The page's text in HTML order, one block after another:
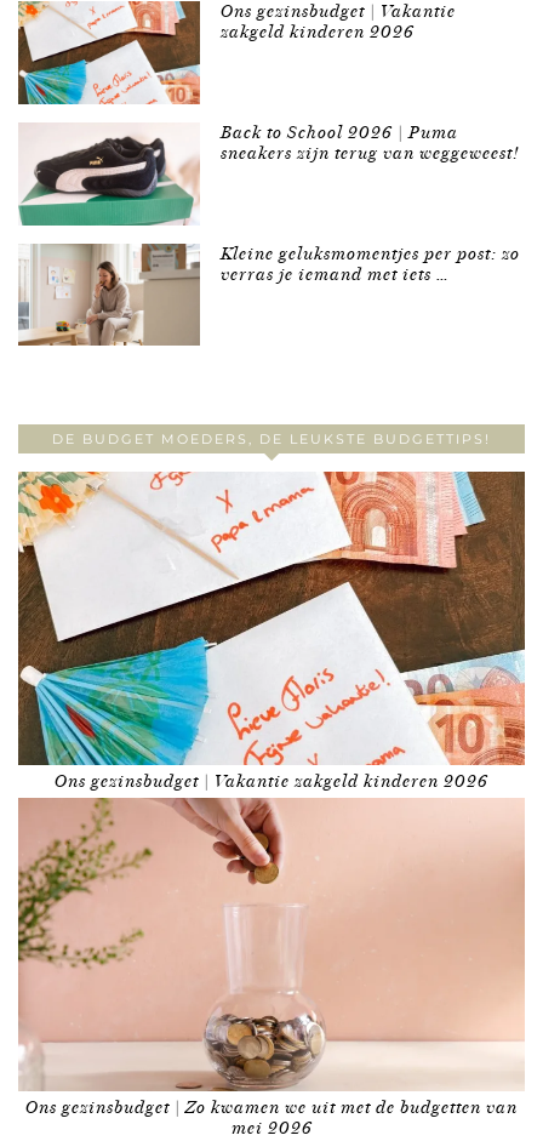
Ons gezinsbudget | Vakantie
zakgeld kinderen 2026
Back to School 2026 | Puma
sneakers zijn terug van weggeweest!
Kleine geluksmomentjes per post: zo
verras je iemand met iets …
DE BUDGET MOEDERS, DE LEUKSTE BUDGETTIPS!
Ons gezinsbudget | Vakantie zakgeld kinderen 2026
Ons gezinsbudget | Zo kwamen we uit met de budgetten van
mei 2026